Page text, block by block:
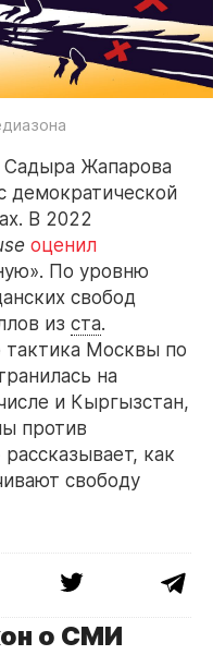
Садыра Жапарова
демократической
В 2022
оценил
По уровню
свобод
из ста.
тактика Москвы по
на
и Кыргызстан,
против
как
свободу
о СМИ